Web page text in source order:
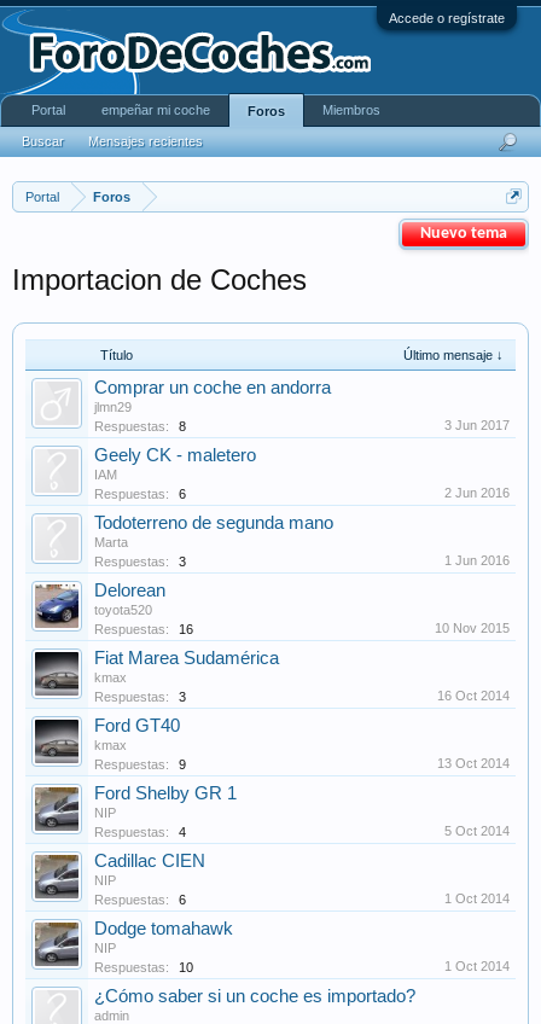
Accede o regístrate
Nuevo tema
Portal Foros
Importacion de Coches
Título Último mensaje ↓
Comprar un coche en andorra
jlmn29
Respuestas:
8 3 Jun 2017
Geely CK - maletero
IAM
Respuestas:
6 2 Jun 2016
Todoterreno de segunda mano
Marta
Respuestas:
3 1 Jun 2016
Delorean
toyota520
Respuestas:
16 10 Nov 2015
Fiat Marea Sudamérica
kmax
Respuestas:
3 16 Oct 2014
Ford GT40
kmax
Respuestas:
9 13 Oct 2014
Ford Shelby GR 1
NIP
Respuestas:
4 5 Oct 2014
Cadillac CIEN
NIP
Respuestas:
6 1 Oct 2014
Dodge tomahawk
NIP
Respuestas:
10 1 Oct 2014
¿Cómo saber si un coche es importado?
admin
Portal empeñar mi coche Foros
Buscar Mensajes recientes
Miembros